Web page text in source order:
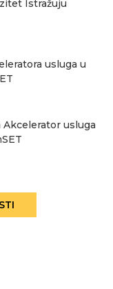
Istražuju
usluga u
Akcelerator usluga